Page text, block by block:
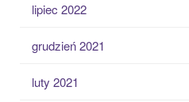
lipiec 2022
grudzień 2021
luty 2021